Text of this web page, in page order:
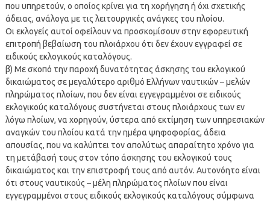
που υπηρετούν, ο οποίος κρίνει για τη χορήγηση ή όχι σχετικής
άδειας, ανάλογα με τις λειτουργικές ανάγκες του πλοίου.
Οι εκλογείς αυτοί οφείλουν να προσκομίσουν στην εφορευτική
επιτροπή βεβαίωση του πλοιάρχου ότι δεν έχουν εγγραφεί σε
ειδικούς εκλογικούς καταλόγους.
β) Με σκοπό την παροχή δυνατότητας άσκησης του εκλογικού
δικαιώματος σε μεγαλύτερο αριθμό Ελλήνων ναυτικών – μελών
πληρώματος πλοίων, που δεν είναι εγγεγραμμένοι σε ειδικούς
εκλογικούς καταλόγους συστήνεται στους πλοιάρχους των εν
λόγω πλοίων, να χορηγούν, ύστερα από εκτίμηση των υπηρεσιακών
αναγκών του πλοίου κατά την ημέρα ψηφοφορίας, άδεια
απουσίας, που να καλύπτει τον απολύτως απαραίτητο χρόνο για
τη μετάβασή τους στον τόπο άσκησης του εκλογικού τους
δικαιώματος και την επιστροφή τους από αυτόν. Αυτονόητο είναι
ότι στους ναυτικούς – μέλη πληρώματος πλοίων που είναι
εγγεγραμμένοι στους ειδικούς εκλογικούς καταλόγους σύμφωνα